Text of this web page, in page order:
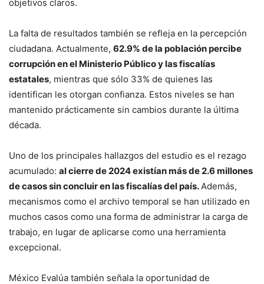
objetivos claros.
La falta de resultados también se refleja en la percepción
ciudadana. Actualmente, 62.9% de la población percibe
corrupción en el Ministerio Público y las fiscalías
estatales, mientras que sólo 33% de quienes las
identifican les otorgan confianza. Estos niveles se han
mantenido prácticamente sin cambios durante la última
década.
Uno de los principales hallazgos del estudio es el rezago
acumulado: al cierre de 2024 existían más de 2.6 millones
de casos sin concluir en las fiscalías del país. Además,
mecanismos como el archivo temporal se han utilizado en
muchos casos como una forma de administrar la carga de
trabajo, en lugar de aplicarse como una herramienta
excepcional.
México Evalúa también señala la oportunidad de